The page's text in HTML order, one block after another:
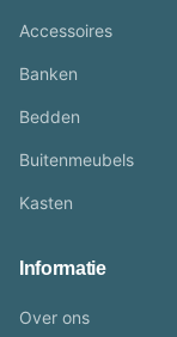
Accessoires
Banken
Bedden
Buitenmeubels
Kasten
Informatie
Over ons